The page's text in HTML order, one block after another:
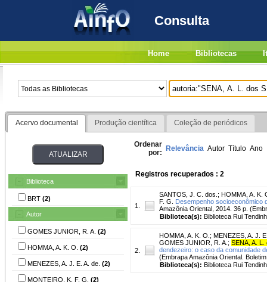
Consulta
Home Bibliotecas
Acervo documental Produção científica Coleção de periódicos
Biblioteca
BRT (2)
Autor
GOMES JUNIOR, R. A. (2)
HOMMA, A. K. O. (2)
MENEZES, A. J. E. A. de. (2)
MONTEIRO, K. F. G. (2)
Ordenar
por: Relevância Autor Título Ano
Registros recuperados : 2
1.
SANTOS, J. C. dos. ; HOMMA, A. K.
F. G.
Desempenho socioeconômico
Amazônia Oriental, 2014. 36 p.
Biblioteca(s): Biblioteca Rui
2.
HOMMA, A. K. O. ; MENEZES, A. J.
GOMES JUNIOR, R. A. ; SENA, A. L.
dendezeiro: o caso da comunidade
(Embrapa Amazônia Oriental.
Biblioteca(s): Biblioteca Rui